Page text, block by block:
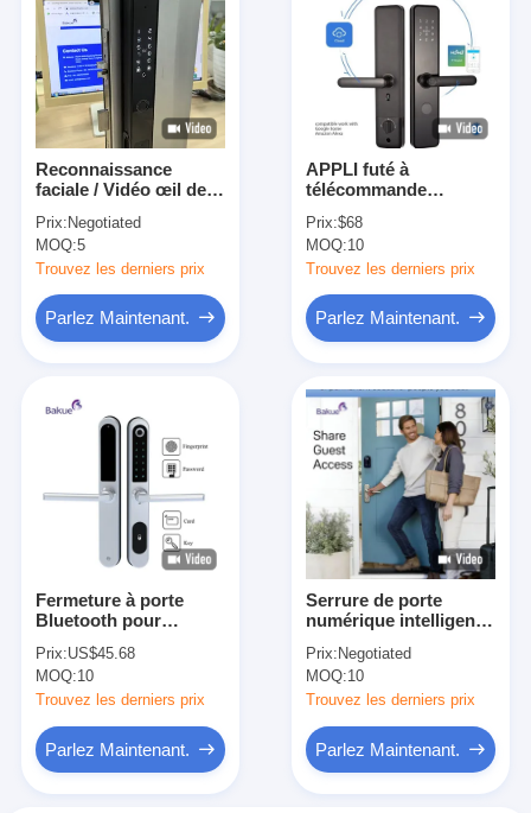
Reconnaissance
faciale / Vidéo œil de
porte intelligente Palm
Vein IP65 aluminium
Prix: Negotiated
MOQ:5
Trouvez les derniers prix
Parlez Maintenant.
APPLI futé à
télécommande
Smartphone de
serrure de porte et
contrôle de voix
Prix:$68
MOQ:10
Trouvez les derniers prix
Parlez Maintenant.
Fermeture à porte
Bluetooth pour
Prix:US$45.68
MOQ:10
Trouvez les derniers prix
Parlez Maintenant.
Serrure de porte
numérique intelligente,
distance, serrure de
porte intelligente pour
la gestion des accès
Prix: Negotiated
MOQ:10
Trouvez les derniers prix
Parlez Maintenant.